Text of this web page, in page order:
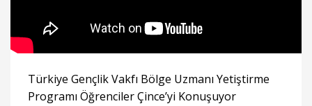
Türkiye Gençlik Vakfı Bölge Uzmanı Yetiştirme
Programı Öğrenciler Çince’yi Konuşuyor